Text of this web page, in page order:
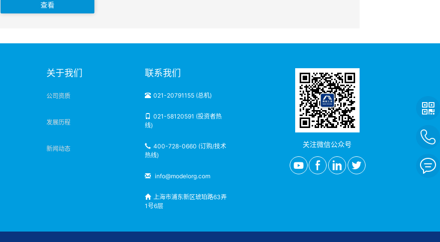
查看
关于我们
公司资质
发展历程
新闻动态
联系我们
021-20791155 (总机)
021-58120591 (投资者热
线)
400-728-0660 (订购/技术
热线)
info@modelorg.com
上海市浦东新区琥珀路63弄
1号6层
关注微信公众号